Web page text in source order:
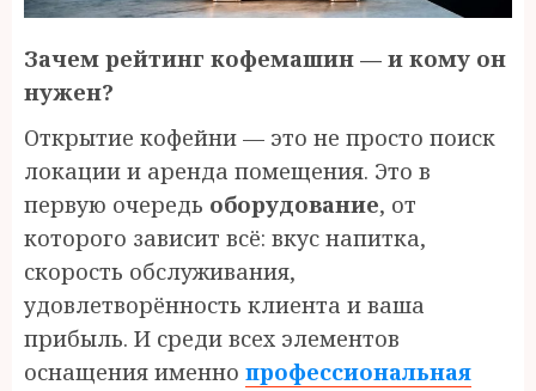
Зачем рейтинг кофемашин — и кому он
нужен?
Открытие кофейни — это не просто поиск
локации и аренда помещения. Это в
первую очередь оборудование, от
которого зависит всё: вкус напитка,
скорость обслуживания,
удовлетворённость клиента и ваша
прибыль. И среди всех элементов
оснащения именно профессиональная